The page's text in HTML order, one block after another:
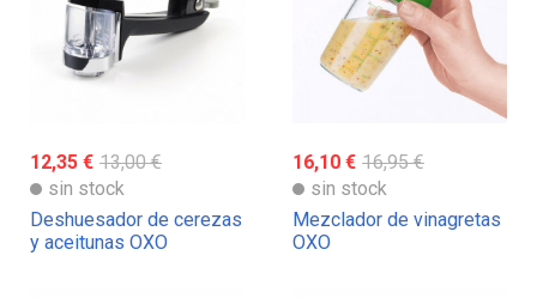
12,35 € 13,00 €
sin stock
Deshuesador de cerezas
y aceitunas OXO
16,10 € 16,95 €
sin stock
Mezclador de vinagretas
OXO